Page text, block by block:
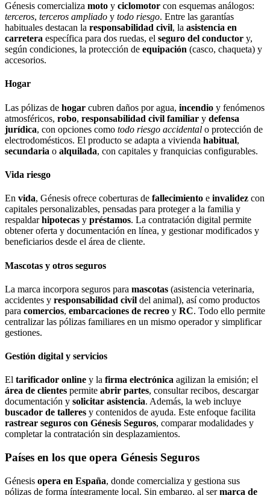
Génesis comercializa moto y ciclomotor con esquemas análogos:
terceros, terceros ampliado y todo riesgo. Entre las garantías
habituales destacan la responsabilidad civil, la asistencia en
carretera específica para dos ruedas, el seguro del conductor y,
según condiciones, la protección de equipación (casco, chaqueta) y
accesorios.
Hogar
Las pólizas de hogar cubren daños por agua, incendio y fenómenos
atmosféricos, robo, responsabilidad civil familiar y defensa
jurídica, con opciones como todo riesgo accidental o protección de
electrodomésticos. El producto se adapta a vivienda habitual,
secundaria o alquilada, con capitales y franquicias configurables.
Vida riesgo
En vida, Génesis ofrece coberturas de fallecimiento e invalidez con
capitales personalizables, pensadas para proteger a la familia y
respaldarhipotecas y préstamos. La contratación digital permite
obtener oferta y documentación en línea, y gestionar modificados y
beneficiarios desde el área de cliente.
Mascotas y otros seguros
La marca incorpora seguros para mascotas (asistencia veterinaria,
accidentes y responsabilidad civil del animal), así como productos
para comercios, embarcaciones de recreo y RC. Todo ello permite
centralizar las pólizas familiares en un mismo operador y simplificar
gestiones.
Gestión digital y servicios
El tarificador online y la firma electrónica agilizan la emisión; el
área de clientes permite abrir partes, consultar recibos, descargar
documentación y solicitar asistencia. Además, la web incluye
buscador de talleres y contenidos de ayuda. Este enfoque facilita
rastrear seguros con Génesis Seguros, comparar modalidades y
completar la contratación sin desplazamientos.
Países en los que opera Génesis Seguros
Génesis opera en España, donde comercializa y gestiona sus
pólizas de forma íntegramente local. Sin embargo, al sermarca de